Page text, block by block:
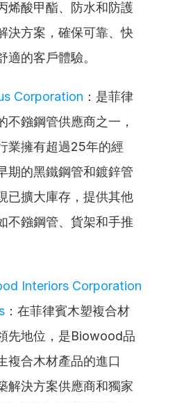
烯酸甲酯、防水和防護
決方案，確保可靠、快
適的客戶體驗。
Corporation ：是菲律
不鏹鋼管供應商之一，
業擁有超過25年的經
期的黑鐵鋼管和鍍鋅管
已擴大庫存，提供其他
不鏹鋼管、貨架和手推
Interiors Corporation
：在菲律賓木塑複合材
先地位，是Biowood品
複合木材產品的進口
解決方案供應商和獨家